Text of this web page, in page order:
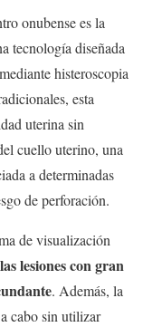
onubense es la
tecnología diseñada
histeroscopia
esta
uterina sin
cuello uterino, una
a determinadas
de perforación.
de visualización
lesiones con gran
. Además, la
cabo sin utilizar